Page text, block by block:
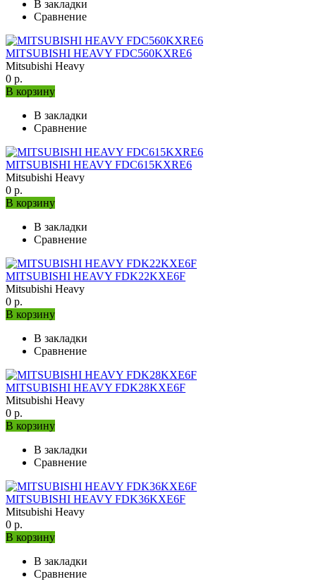
В закладки
Сравнение
MITSUBISHI HEAVY FDC560KXRE6
Mitsubishi Heavy
0 р.
В корзину
В закладки
Сравнение
MITSUBISHI HEAVY FDC615KXRE6
Mitsubishi Heavy
0 р.
В корзину
В закладки
Сравнение
MITSUBISHI HEAVY FDK22KXE6F
Mitsubishi Heavy
0 р.
В корзину
В закладки
Сравнение
MITSUBISHI HEAVY FDK28KXE6F
Mitsubishi Heavy
0 р.
В корзину
В закладки
Сравнение
MITSUBISHI HEAVY FDK36KXE6F
Mitsubishi Heavy
0 р.
В корзину
В закладки
Сравнение